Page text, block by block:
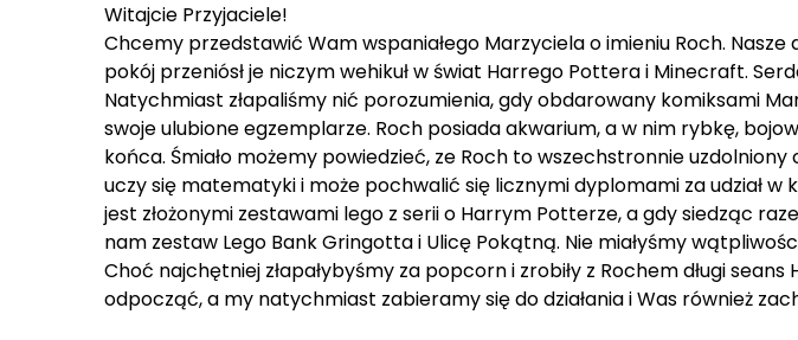
Witajcie Przyjaciele!
Chcemy przedstawić Wam wspaniałego Marzyciela o imieniu Roch.
pokój przeniósł je niczym wehikuł w świat Harrego Pottera i Minecraft.
Natychmiast złapaliśmy nić porozumienia, gdy obdarowany komiksami
swoje ulubione egzemplarze. Roch posiada akwarium, a w nim rybkę,
końca. Śmiało możemy powiedzieć, ze Roch to wszechstronnie
uczy się matematyki i może pochwalić się licznymi dyplomami za udział
jest złożonymi zestawami lego z serii o Harrym Potterze, a gdy siedząc
nam zestaw Lego Bank Gringotta i Ulicę Pokątną. Nie miałyśmy
Choć najchętniej złapałybyśmy za popcorn i zrobiły z Rochem długi
odpocząć, a my natychmiast zabieramy się do działania i Was również